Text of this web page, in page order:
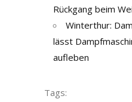
Rückgang beim
Winterthur:
lässt
aufleben
Tags: